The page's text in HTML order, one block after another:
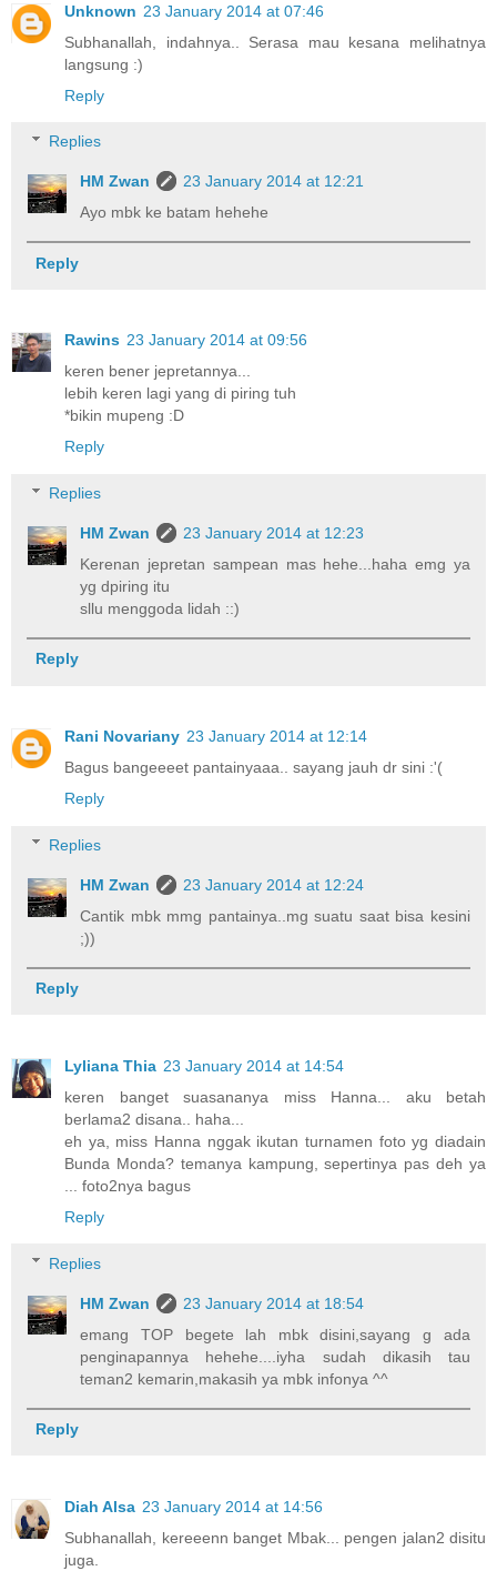
Unknown 23 January 2014 at 07:46
Subhanallah, indahnya.. Serasa mau kesana melihatnya
langsung :)
Reply
Replies
HM Zwan
23 January 2014 at 12:21
Ayo mbk ke batam hehehe
Reply
Rawins 23 January 2014 at 09:56
keren bener jepretannya...
lebih keren lagi yang di piring tuh
*bikin mupeng :D
Reply
Replies
HM Zwan
23 January 2014 at 12:23
Kerenan jepretan sampean mas hehe...haha emg ya
yg dpiring itu
sllu menggoda lidah ::)
Reply
Rani Novariany 23 January 2014 at 12:14
Bagus bangeeeet pantainyaaa.. sayang jauh dr sini :'(
Reply
Replies
HM Zwan
23 January 2014 at 12:24
Cantik mbk mmg pantainya..mg suatu saat bisa kesini
;))
Reply
Lyliana Thia 23 January 2014 at 14:54
keren banget suasananya miss Hanna... aku betah
berlama2 disana.. haha...
eh ya, miss Hanna nggak ikutan turnamen foto yg diadain
Bunda Monda? temanya kampung, sepertinya pas deh ya
... foto2nya bagus
Reply
Replies
HM Zwan
23 January 2014 at 18:54
emang TOP begete lah mbk disini,sayang g ada
penginapannya hehehe....iyha sudah dikasih tau
teman2 kemarin,makasih ya mbk infonya ^^
Reply
Diah Alsa 23 January 2014 at 14:56
Subhanallah, kereeenn banget Mbak... pengen jalan2 disitu
juga.